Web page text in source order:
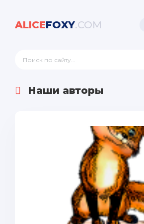
ALICEFOXY.COM
Наши авторы